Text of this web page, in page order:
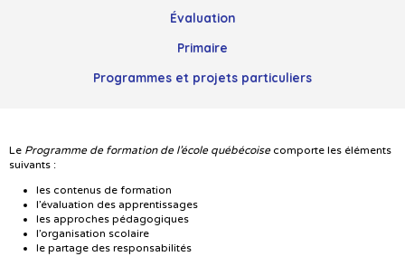
Évaluation
Primaire
Programmes et projets particuliers
Le Programme de formation de l’école québécoise comporte les éléments
suivants :
les contenus de formation
l’évaluation des apprentissages
les approches pédagogiques
l’organisation scolaire
le partage des responsabilités